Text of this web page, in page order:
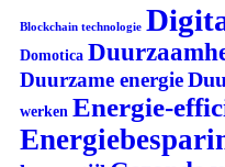
Blockchain technologie
Domotica
Duurzame energie
werken Energie-